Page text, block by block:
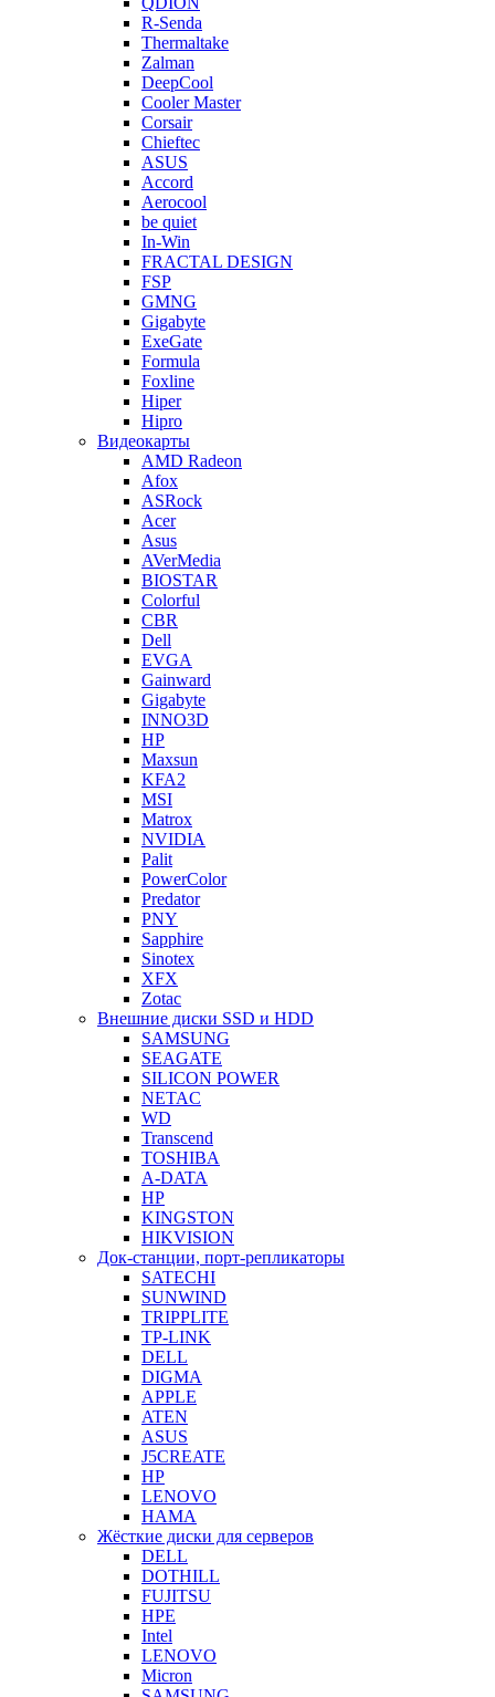
R-Senda
Thermaltake
Zalman
DeepCool
Cooler Master
Corsair
Chieftec
ASUS
Accord
Aerocool
be quiet
In-Win
FRACTAL DESIGN
FSP
GMNG
Gigabyte
ExeGate
Formula
Foxline
Hiper
Hipro
Видеокарты
AMD Radeon
Afox
ASRock
Acer
Asus
AVerMedia
BIOSTAR
Colorful
CBR
Dell
EVGA
Gainward
Gigabyte
INNO3D
HP
Maxsun
KFA2
MSI
Matrox
NVIDIA
Palit
PowerColor
Predator
PNY
Sapphire
Sinotex
XFX
Zotac
Внешние диски SSD и HDD
SAMSUNG
SEAGATE
SILICON POWER
NETAC
WD
Transcend
TOSHIBA
A-DATA
HP
KINGSTON
HIKVISION
Док-станции, порт-репликаторы
SATECHI
SUNWIND
TRIPPLITE
TP-LINK
DELL
DIGMA
APPLE
ATEN
ASUS
J5CREATE
HP
LENOVO
HAMA
Жёсткие диски для серверов
DELL
DOTHILL
FUJITSU
HPE
Intel
LENOVO
Micron